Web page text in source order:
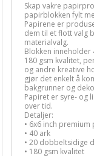
Bo Bunny
Carta Bella
Ciao Bella
Crafter's
Craft O'Clock
Crate Paper
Skap vakre
papirblokken fylt
Papirene er
dem til et flott valg
materialvalg.
Blokken
180 gsm kvalitet,
og andre kreative
gjør det enkelt å
bakgrunner og
Papiret er syre- og
over tid.
Detaljer:
• 6x6 inch
• 40 ark
• 20 dobbeltsidige
• 180 gsm kvalitet